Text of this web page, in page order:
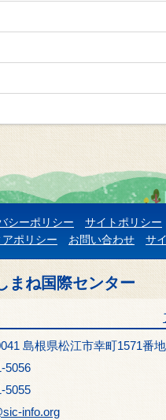
シーポリシー
サイトポリシー
ポリシー
お問い合わせ サ
まね国際センター
島根県松江市幸町1571番地
5056
5055
info.org